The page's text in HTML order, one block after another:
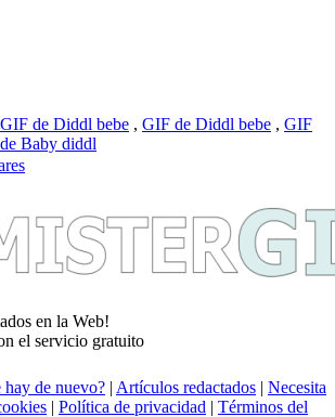
GIF de Diddl bebe , GIF de Diddl bebe , GIF
Baby diddl
en la Web!
el servicio gratuito
hay de nuevo? | Artículos redactados | Necesita
| Política de privacidad | Términos del